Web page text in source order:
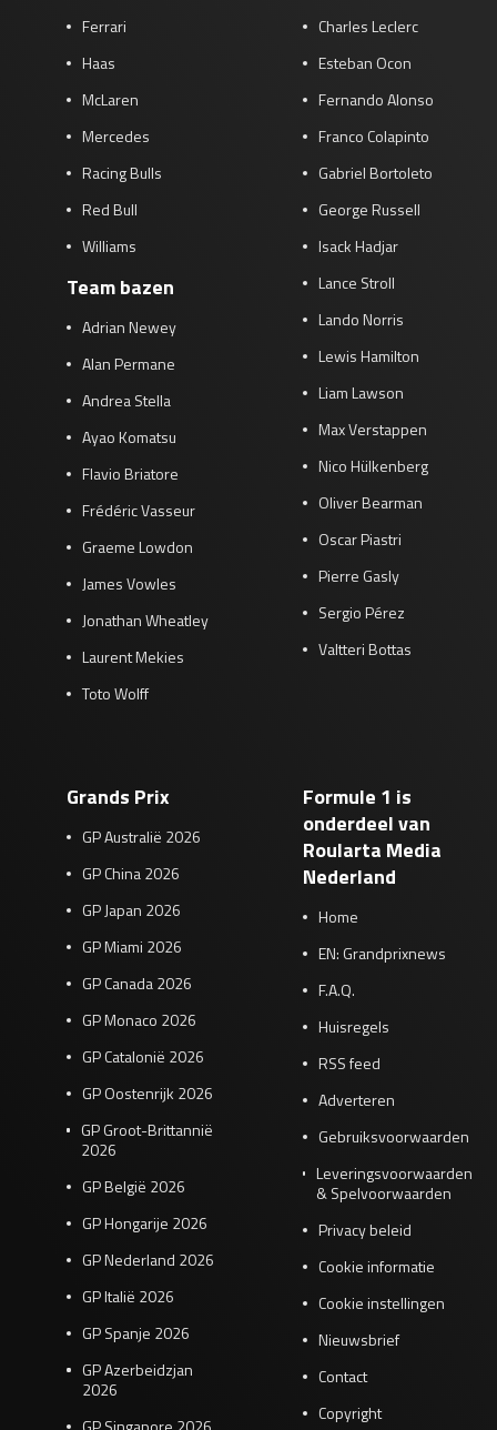
Ferrari
Haas
McLaren
Mercedes
Racing Bulls
Red Bull
Williams
Team bazen
Adrian Newey
Alan Permane
Andrea Stella
Ayao Komatsu
Flavio Briatore
Frédéric Vasseur
Graeme Lowdon
James Vowles
Jonathan Wheatley
Laurent Mekies
Toto Wolff
Charles Leclerc
Esteban Ocon
Fernando Alonso
Franco Colapinto
Gabriel Bortoleto
George Russell
Isack Hadjar
Lance Stroll
Lando Norris
Lewis Hamilton
Liam Lawson
Max Verstappen
Nico Hülkenberg
Oliver Bearman
Oscar Piastri
Pierre Gasly
Sergio Pérez
Valtteri Bottas
Grands Prix
GP Australië 2026
GP China 2026
GP Japan 2026
GP Miami 2026
GP Canada 2026
GP Monaco 2026
GP Catalonië 2026
GP Oostenrijk 2026
GP Groot-Brittannië
2026
GP België 2026
GP Hongarije 2026
GP Nederland 2026
GP Italië 2026
GP Spanje 2026
GP Azerbeidzjan
2026
Formule 1 is
onderdeel van
Roularta Media
Nederland
Home
EN: Grandprixnews
F.A.Q.
Huisregels
RSS feed
Adverteren
Gebruiksvoorwaarden
Leveringsvoorwaarden
& Spelvoorwaarden
Privacy beleid
Cookie informatie
Cookie instellingen
Nieuwsbrief
Contact
Copyright